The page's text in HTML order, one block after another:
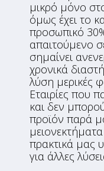
μικρό μόνο
όμως έχει το
προσωπικό
απαιτούμενο
σημαίνει
χρονικά
λύση μερικές
Εταιρίες που
και δεν
προϊόν παρά
πρακτικά μας
για άλλες